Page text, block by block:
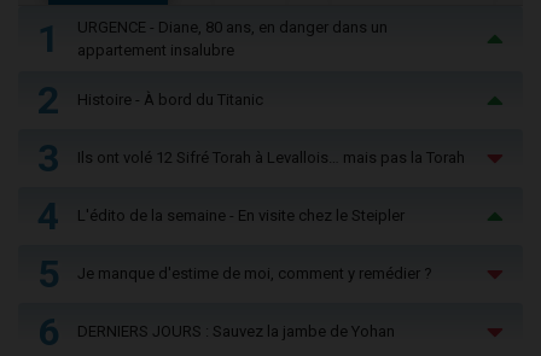
1
URGENCE - Diane, 80 ans, en danger dans un
appartement insalubre
2 Histoire - À bord du Titanic
3 Ils ont volé 12 Sifré Torah à Levallois… mais pas la Torah
4 L'édito de la semaine - En visite chez le Steipler
5 Je manque d'estime de moi, comment y remédier ?
6 DERNIERS JOURS : Sauvez la jambe de Yohan